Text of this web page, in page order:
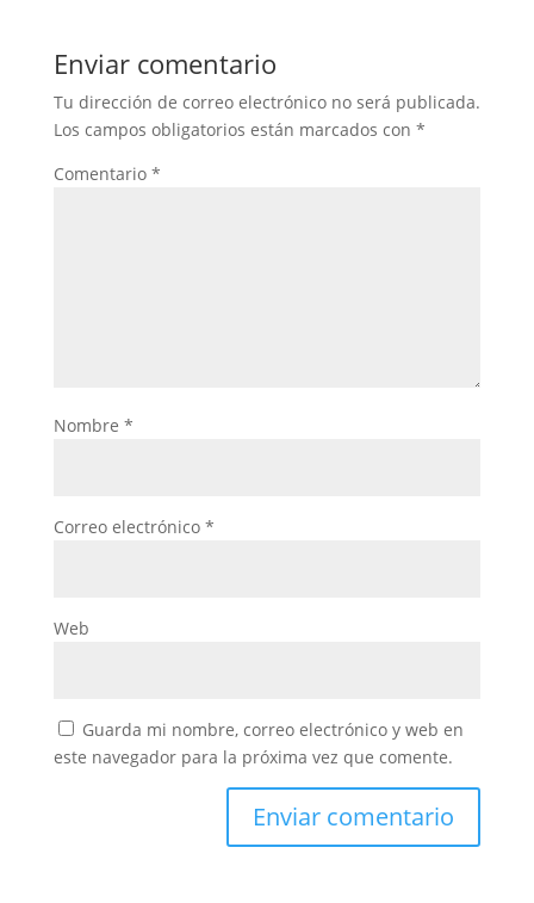
Enviar comentario
Tu dirección de correo electrónico no será publicada.
Los campos obligatorios están marcados con *
Comentario *
Nombre *
Correo electrónico *
Web
Guarda mi nombre, correo electrónico y web en
este navegador para la próxima vez que comente.